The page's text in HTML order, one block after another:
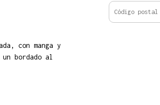
con manga y
bordado al